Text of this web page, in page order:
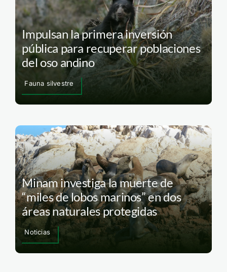
Impulsan la primera inversión
pública para recuperar poblaciones
del oso andino
Fauna silvestre
Minam investiga la muerte de
“miles de lobos marinos” en dos
áreas naturales protegidas
Noticias